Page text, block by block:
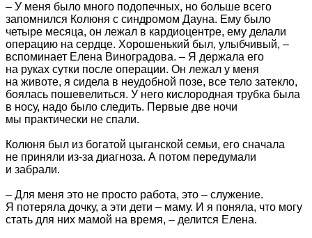
– У меня было много подопечных, но больше всего
запомнился Колюня с синдромом Дауна. Ему было
четыре месяца, он лежал в кардиоцентре, ему делали
операцию на сердце. Хорошенький был, улыбчивый, –
вспоминает Елена Виноградова. – Я держала его
на руках сутки после операции. Он лежал у меня
на животе, я сидела в неудобной позе, все тело затекло,
боялась пошевелиться. У него кислородная трубка была
в носу, надо было следить. Первые две ночи
мы практически не спали.
Колюня был из богатой цыганской семьи, его сначала
не приняли из-за диагноза. А потом передумали
и забрали.
– Для меня это не просто работа, это – служение.
Я потеряла дочку, а эти дети – маму. И я поняла, что могу
стать для них мамой на время, – делится Елена.